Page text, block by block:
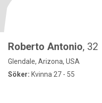
Roberto Antonio, 32
Glendale, Arizona, USA
Söker: Kvinna 27 - 55